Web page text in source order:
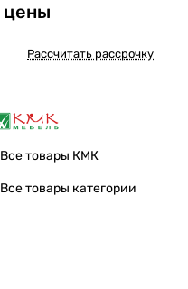
цены
Рассчитать рассрочку
Все товары КМК
Все товары категории